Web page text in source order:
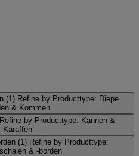
(1) Refine by Producttype: Diepe
& Kommen
Refine by Producttype: Kannen &
Karaffen
(1) Refine by Producttype:
& -borden